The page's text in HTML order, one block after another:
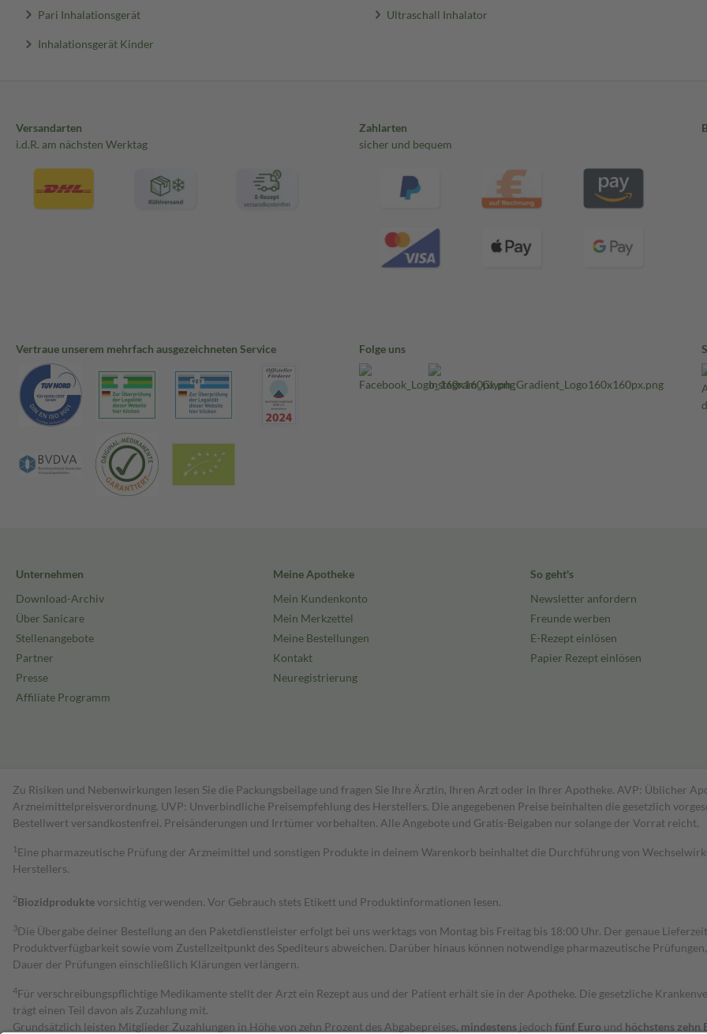
Pari Inhalationsgerät Ultraschall Inhalator
Inhalationsgerät Kinder
Versandarten
i.d.R. am nächsten Werktag
Zahlarten
sicher und bequem
Vertraue unserem mehrfach ausgezeichneten Service Folge uns
Unternehmen
Download-Archiv
Über Sanicare
Stellenangebote
Partner
Presse
Affiliate Programm
Meine Apotheke
Mein Kundenkonto
Mein Merkzettel
Meine Bestellungen
Kontakt
Neuregistrierung
So geht's
Newsletter anfordern
Freunde werben
E-Rezept einlösen
Papier Rezept einlösen
Zu Risiken und Nebenwirkungen lesen Sie die Packungsbeilage und fragen Sie Ihre Ärztin, Ihren Arzt oder in Ihrer Apotheke. AVP: Üblicher
Arzneimittelpreisverordnung. UVP: Unverbindliche Preisempfehlung des Herstellers. Die angegebenen Preise beinhalten die gesetzlich
Bestell­wert versand­kosten­frei. Preisänderungen und Irrtümer vorbehalten. Alle Angebote und Gratis-Beigaben nur solange der Vorrat reicht.
1 Eine pharmazeutische Prüfung der Arzneimittel und sonstigen Produkte in deinem Warenkorb beinhaltet die Durchführung von
Herstellers.
2Biozidproduktevorsichtig verwenden. Vor Gebrauch stets Etikett und Produktinformationen lesen.
3Die Übergabe deiner Bestellung an den Paketdienstleister erfolgt bei uns werktags von Montag bis Freitag bis 18:00 Uhr. Der genaue
Produktverfügbarkeit sowie vom Zustellzeitpunkt des Spediteurs abweichen. Darüber hinaus können notwendige pharmazeutische
Dauer der Prüfungen einschließlich Klärungen verlängern.
4Für verschreibungspflichtige Medikamente stellt der Arzt ein Rezept aus und der Patient erhält sie in der Apotheke. Die gesetzliche
trägt einen Teil davon als Zuzahlung mit.
Grundsätzlich leisten Mitglieder Zuzahlungen in Höhe von zehn Prozent des Abgabepreises, mindestens jedoch fünf Euro und höchstens zehn